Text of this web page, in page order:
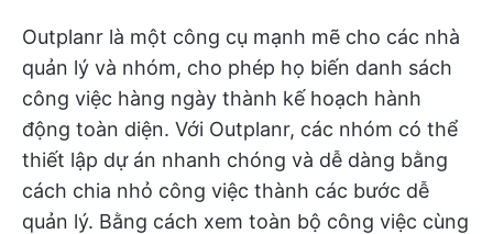
Outplanr là một công cụ mạnh mẽ cho các nhà
quản lý và nhóm, cho phép họ biến danh sách
công việc hàng ngày thành kế hoạch hành
động toàn diện. Với Outplanr, các nhóm có thể
thiết lập dự án nhanh chóng và dễ dàng bằng
cách chia nhỏ công việc thành các bước dễ
quản lý. Bằng cách xem toàn bộ công việc cùng